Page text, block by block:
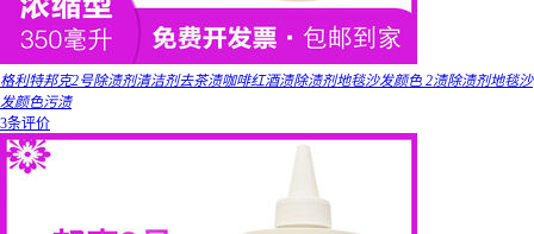
格利特邦克2号除渍剂清洁剂去茶渍咖啡红酒渍除渍剂地毯沙发颜色 2渍除渍剂地毯沙
发颜色污渍
3条评价